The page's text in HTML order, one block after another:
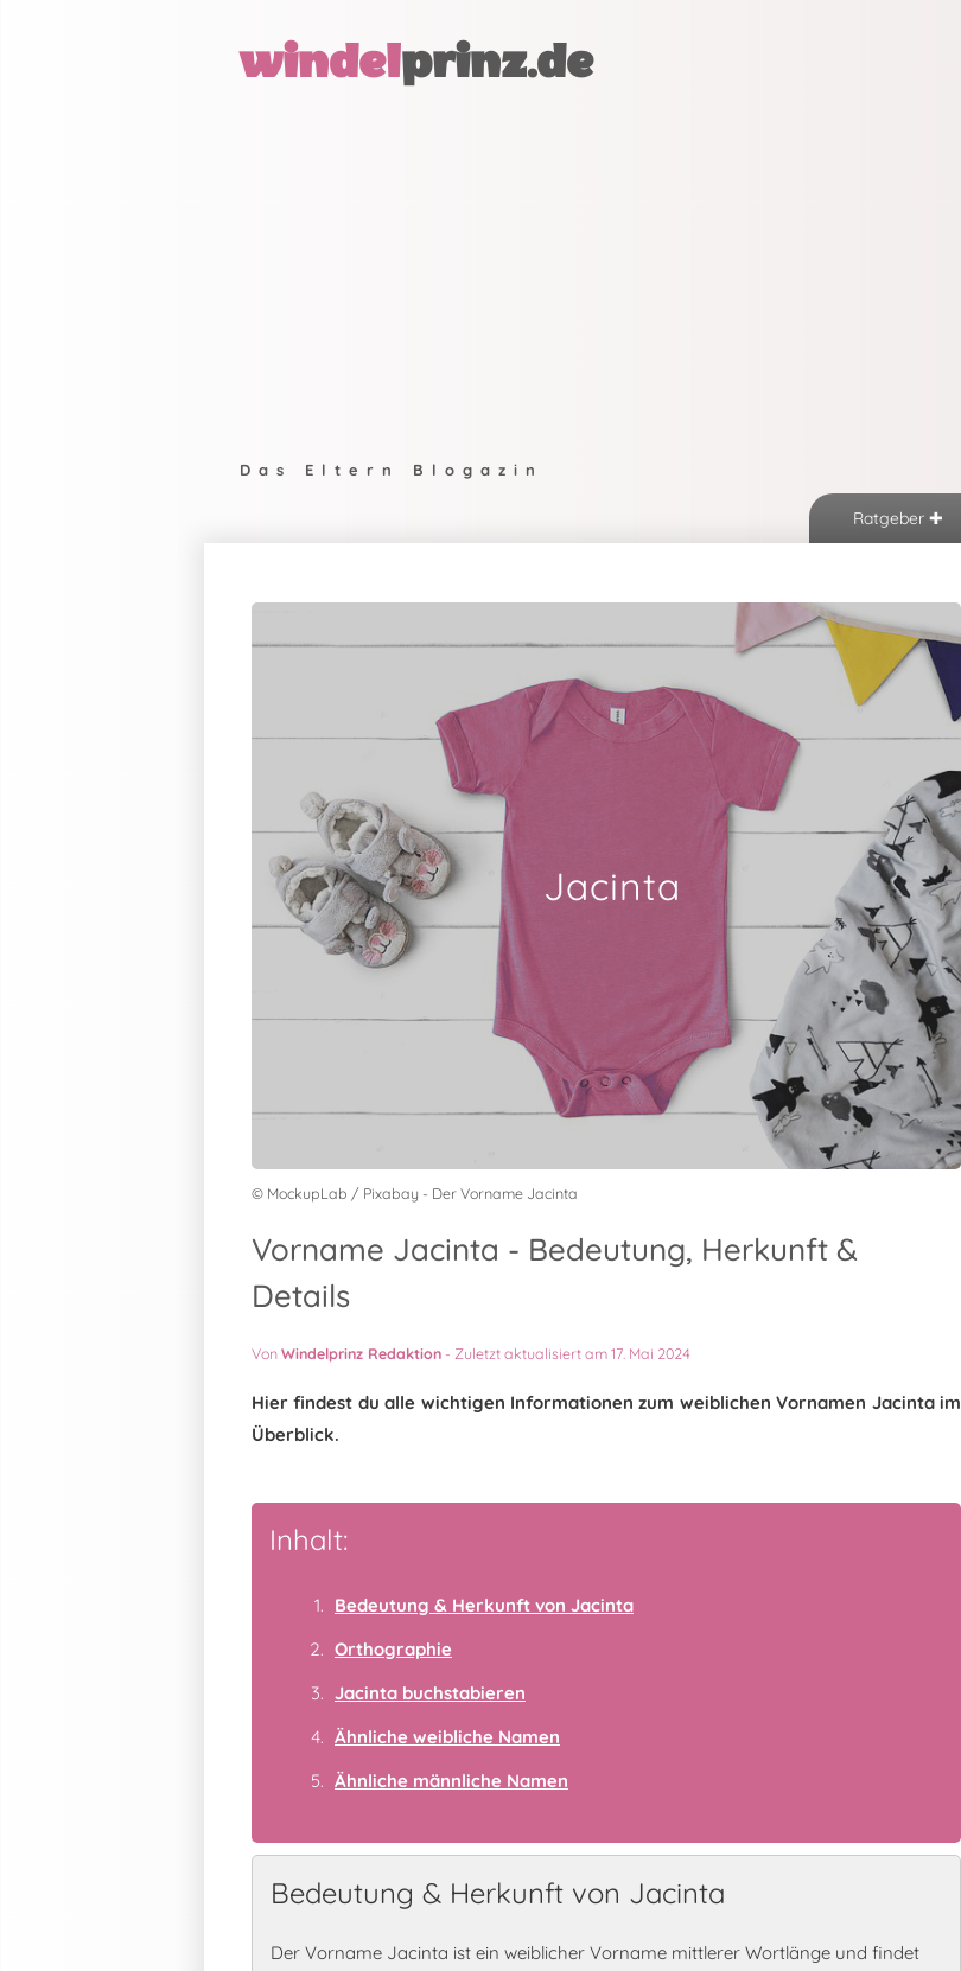
windelprinz.de
Das Eltern Blogazin
Ratgeber
Jacinta
© MockupLab / Pixabay - Der Vorname Jacinta
Vorname Jacinta - Bedeutung, Herkunft &
Details
VonWindelprinz Redaktion - Zuletzt aktualisiert am 17. Mai 2024
Hier findest du alle wichtigen Informationen zum weiblichen Vornamen Jacinta im
Überblick.
Inhalt:
Bedeutung & Herkunft von Jacinta
Orthographie
Jacinta buchstabieren
Ähnliche weibliche Namen
Ähnliche männliche Namen
Bedeutung & Herkunft von Jacinta
Der Vorname Jacinta ist ein weiblicher Vorname mittlerer Wortlänge und findet